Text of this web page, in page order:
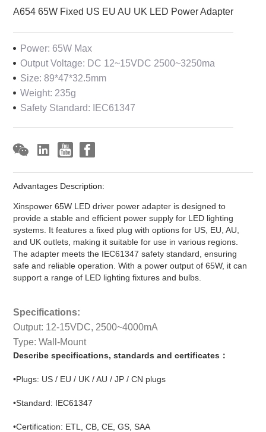
A654 65W Fixed US EU AU UK LED Power Adapter
Power: 65W Max
Output Voltage: DC 12~15VDC 2500~3250ma
Size: 89*47*32.5mm
Weight: 235g
Safety Standard: IEC61347
Advantages Description:
Xinspower 65W LED driver power adapter is designed to
provide a stable and efficient power supply for LED lighting
systems. It features a fixed plug with options for US, EU, AU,
and UK outlets, making it suitable for use in various regions.
The adapter meets the IEC61347 safety standard, ensuring
safe and reliable operation. With a power output of 65W, it can
support a range of LED lighting fixtures and bulbs.
Specifications:
Output: 12-15VDC, 2500~4000mA
Type: Wall-Mount
Describe specifications, standards and certificates：
•Plugs: US / EU / UK / AU / JP / CN plugs
•Standard: IEC61347
•Certification: ETL, CB, CE, GS, SAA